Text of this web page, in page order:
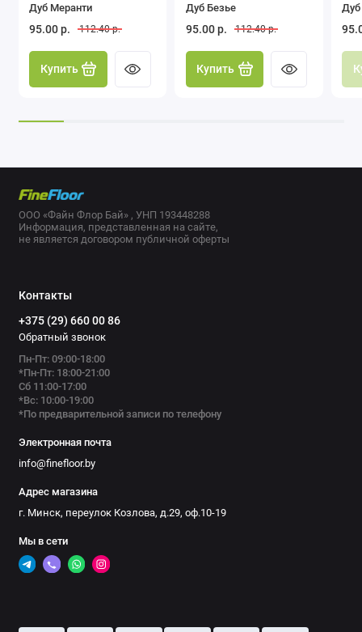
Дуб Меранти
95.00 р. 112.40 р.
Купить
Дуб Безье
95.00 р. 112.40 р.
Купить
ООО «Файн Флор Бай» , УНП 193448288
Информация, представленная на сайте,
не является договором публичной оферты
Контакты
+375 (29) 660 00 86
Обратный звонок
Пн-Пт: 09:00-18:00
*Пн-Пт: 18:00-21:00
Сб 11:00-17:00
*Вс: 10:00-19:00
*По предварительной записи по телефону
Электронная почта
info@finefloor.by
Адрес магазина
г. Минск, переулок Козлова, д.29, оф.10-19
Мы в сети